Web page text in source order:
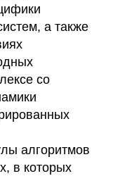
а также
со
алгоритмов
в которых